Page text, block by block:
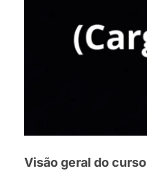
Visão geral do curso